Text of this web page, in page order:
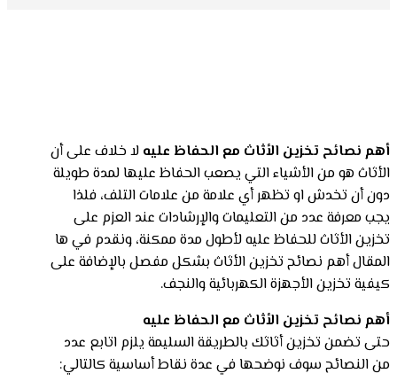
أهم نصائح تخزين الأثاث مع الحفاظ عليه لا خلاف على أن
الأثاث هو من الأشياء التي يصعب الحفاظ عليها لمدة طويلة
دون أن تخدش او تظهر أي علامة من علامات التلف، فلذا
يجب معرفة عدد من التعليمات والإرشادات عند العزم على
تخزين الأثاث للحفاظ عليه لأطول مدة ممكنة، ونقدم في ها
المقال أهم نصائح تخزين الأثاث بشكل مفصل بالإضافة على
كيفية تخزين الأجهزة الكهربائية والنجف.
أهم نصائح تخزين الأثاث مع الحفاظ عليه
حتى تضمن تخزين أثاثك بالطريقة السليمة يلزم اتابع عدد
من النصائح سوف نوضحها في عدة نقاط أساسية كالتالي: